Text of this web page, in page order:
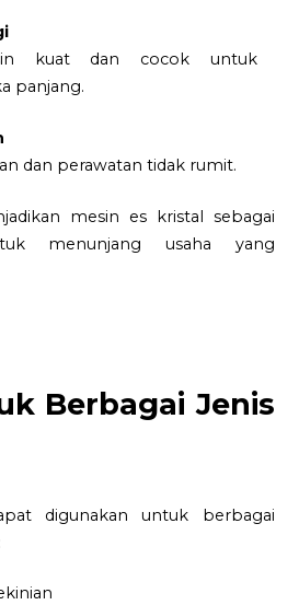
kuat dan cocok untuk
panjang.
dan perawatan tidak rumit.
mesin es kristal sebagai
menunjang usaha yang
Berbagai Jenis
digunakan untuk berbagai